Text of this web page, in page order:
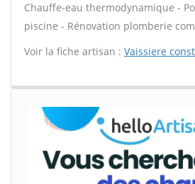
Chauffe-eau thermodynamique -
piscine - Rénovation plomberie
Voir la fiche artisan : Vaissiere